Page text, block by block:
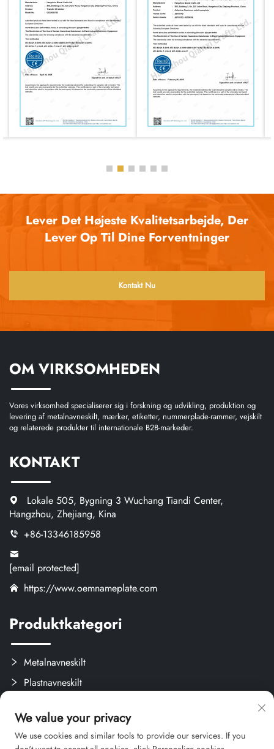
Lever Det Højeste Kvalitetsarbejde, Der
Lever Op Til Dine Forventninger
Kontakt Nu
OM VIRKSOMHEDEN
Vores virksomhed specialiserer sig i forskning og udvikling, produktion og
levering af metalnavneskilt, mærker, etiketter, nummerplade-rammer, vejskilt
og relaterede produkter til internationale B2B-markeder.
KONTAKT
Lokale 505, Bygning 3 Wuchang Tiandi Center,
Hangzhou, Zhejiang, Kina
+86-13346185958
[email protected]
https://www.oemnameplate.com
Produktkategori
Metalnavneskilt
Plastnavneskilt
Brugerdefinerede Kreativprodukter
We value your privacy
We use cookies and similar tools to provide our services. If you